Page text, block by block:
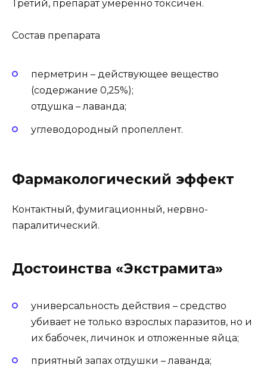
Третий, препарат умеренно токсичен.
Состав препарата
перметрин – действующее вещество
(содержание 0,25%);
отдушка – лаванда;
углеводородный пропеллент.
Фармакологический эффект
Контактный, фумигационный, нервно-
паралитический.
Достоинства «Экстрамита»
универсальность действия – средство
убивает не только взрослых паразитов, но и
их бабочек, личинок и отложенные яйца;
приятный запах отдушки – лаванда;